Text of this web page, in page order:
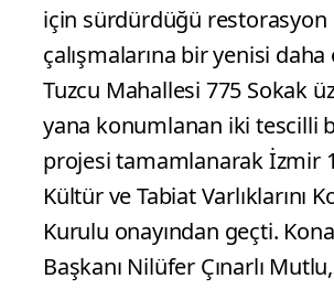
için sürdürdüğü restorasyon
çalışmalarına bir yenisi
Tuzcu Mahallesi 775 Sokak
yana konumlanan iki tescilli
projesi tamamlanarak İzmir
Kültür ve Tabiat Varlıklarını
Kurulu onayından geçti.
Başkanı Nilüfer Çınarlı Mutlu,